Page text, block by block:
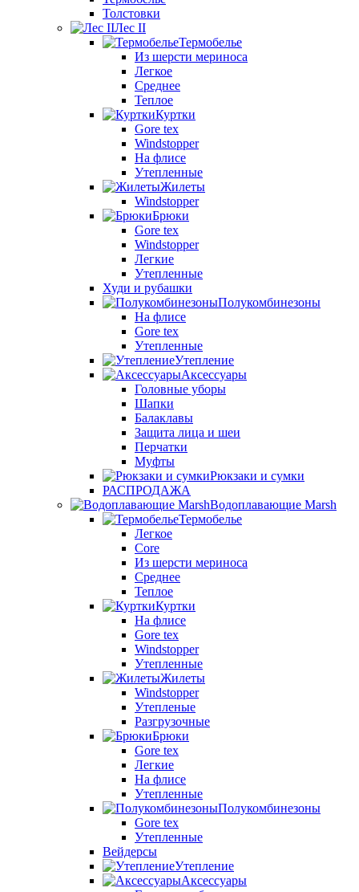
Толстовки
Лес II
Термобелье
Из шерсти мериноса
Легкое
Среднее
Теплое
Куртки
Gore tex
Windstopper
На флисе
Утепленные
Жилеты
Windstopper
Брюки
Gore tex
Windstopper
Легкие
Утепленные
Худи и рубашки
Полукомбинезоны
На флисе
Gore tex
Утепленные
Утепление
Аксессуары
Головные уборы
Шапки
Балаклавы
Защита лица и шеи
Перчатки
Муфты
Рюкзаки и сумки
РАСПРОДАЖА
Водоплавающие Marsh
Термобелье
Легкое
Core
Из шерсти мериноса
Среднее
Теплое
Куртки
На флисе
Gore tex
Windstopper
Утепленные
Жилеты
Windstopper
Утепленые
Разгрузочные
Брюки
Gore tex
Легкие
На флисе
Утепленные
Полукомбинезоны
Gore tex
Утепленные
Вейдерсы
Утепление
Аксессуары